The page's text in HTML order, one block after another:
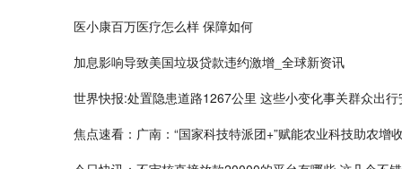
医小康百万医疗怎么样 保障如何
加息影响导致美国垃圾贷款违约激增_全球新资讯
世界快报:处置隐患道路1267公里 这些小变化事关群众出行
焦点速看：广南：“国家科技特派团+”赋能农业科技助农增收